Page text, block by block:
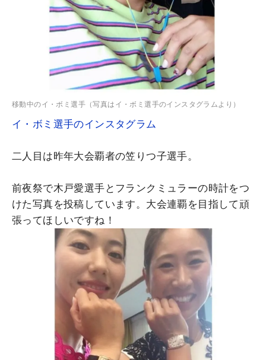
移動中のイ・ボミ選手（写真はイ・ボミ選手のインスタグラムより）
イ・ボミ選手のインスタグラム
二人目は昨年大会覇者の笠りつ子選手。
前夜祭で木戸愛選手とフランクミュラーの時計をつ
けた写真を投稿しています。大会連覇を目指して頑
張ってほしいですね！